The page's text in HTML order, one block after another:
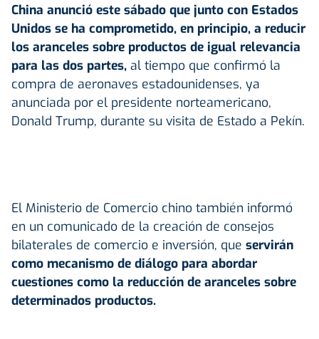
China anunció este sábado que junto con Estados
Unidos se ha comprometido, en principio, a reducir
los aranceles sobre productos de igual relevancia
para las dos partes, al tiempo que confirmó la
compra de aeronaves estadounidenses, ya
anunciada por el presidente norteamericano,
Donald Trump, durante su visita de Estado a Pekín.
El Ministerio de Comercio chino también informó
en un comunicado de la creación de consejos
bilaterales de comercio e inversión, que servirán
como mecanismo de diálogo para abordar
cuestiones como la reducción de aranceles sobre
determinados productos.